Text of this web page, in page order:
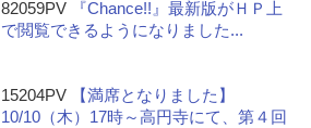
82059PV
『Chance!!』最新版がＨＰ上
で閲覧できるようになりました...
15204PV
【満席となりました】
10/10（木）17時～高円寺にて、第４回